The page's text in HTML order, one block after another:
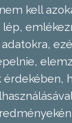
kell
érdekében,